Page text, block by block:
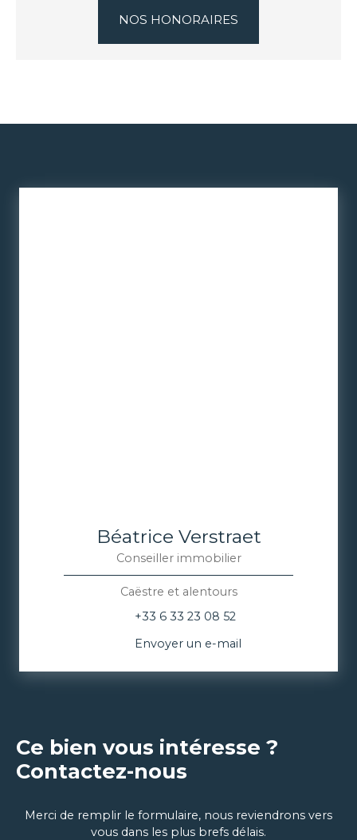
NOS HONORAIRES
Béatrice Verstraet
Conseiller immobilier
Caëstre et alentours
+33 6 33 23 08 52
Envoyer un e-mail
Ce bien vous intéresse ?
Contactez-nous
Merci de remplir le formulaire, nous reviendrons vers
vous dans les plus brefs délais.